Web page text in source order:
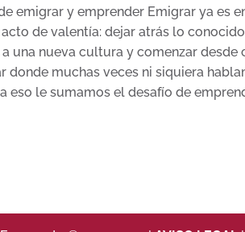
emigrar y emprender Emigrar ya es
de valentía: dejar atrás lo
una nueva cultura y comenzar desde
donde muchas veces ni siquiera
eso le sumamos el desafío de